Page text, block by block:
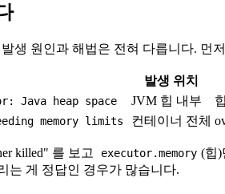
생 원인과 해법은 전혀 다릅니다. 먼
발생 위치
Java heap space JVM 힙 내부
memory limits 컨테이너 전체
killed" 를 보고 executor.memory (힙)
는 게 정답인 경우가 많습니다.